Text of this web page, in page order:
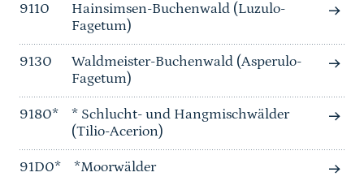
9110
Hainsimsen-Buchenwald (Luzulo-
Fagetum)
9130
Waldmeister-Buchenwald (Asperulo-
Fagetum)
9180*
* Schlucht- und Hangmischwälder
(Tilio-Acerion)
91D0* *Moorwälder